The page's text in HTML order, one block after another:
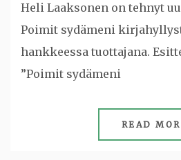
Heli Laaksonen on tehnyt
Poimit sydämeni
hankkeessa tuottajana.
”Poimit sydämeni
READ